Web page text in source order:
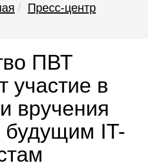
Пресс-центр
ПВТ
участие в
вручения
IT-